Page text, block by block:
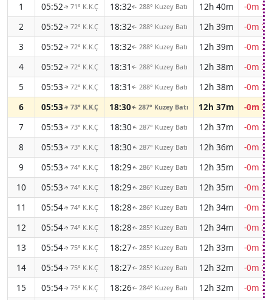
1
05:52↑ 71° K.K.Ç 18:32↑ 288° Kuzey Batı 12h 40m
-0m
2
05:52↑ 72° K.K.Ç 18:32↑ 288° Kuzey Batı 12h 39m
-0m
3
05:52↑ 72° K.K.Ç 18:32↑ 288° Kuzey Batı 12h 39m
-0m
4
05:52↑ 72° K.K.Ç 18:31 ↑ 288° Kuzey Batı 12h 38m
-0m
5
05:53↑ 72° K.K.Ç 18:31 ↑ 288° Kuzey Batı 12h 38m
-0m
6
05:53↑ 73° K.K.Ç 18:30↑287° Kuzey Batı 12h 37m
-0m
7
05:53↑ 73° K.K.Ç 18:30↑ 287° Kuzey Batı 12h 37m
-0m
8
05:53↑ 73° K.K.Ç 18:30↑ 287° Kuzey Batı 12h 36m
-0m
9
05:53↑ 74° K.K.Ç 18:29↑ 286° Kuzey Batı 12h 35m
-0m
10
05:53↑ 74° K.K.Ç 18:29↑ 286° Kuzey Batı 12h 35m
-0m
11
05:54↑ 74° K.K.Ç 18:28↑ 286° Kuzey Batı 12h 34m
-0m
12
05:54↑ 74° K.K.Ç 18:28↑ 285° Kuzey Batı 12h 34m
-0m
13
05:54↑ 75° K.K.Ç 18:27↑ 285° Kuzey Batı 12h 33m
-0m
14
05:54↑ 75° K.K.Ç 18:27↑ 285° Kuzey Batı 12h 32m
-0m
15
05:54↑ 75° K.K.Ç 18:26↑ 284° Kuzey Batı 12h 32m
-0m